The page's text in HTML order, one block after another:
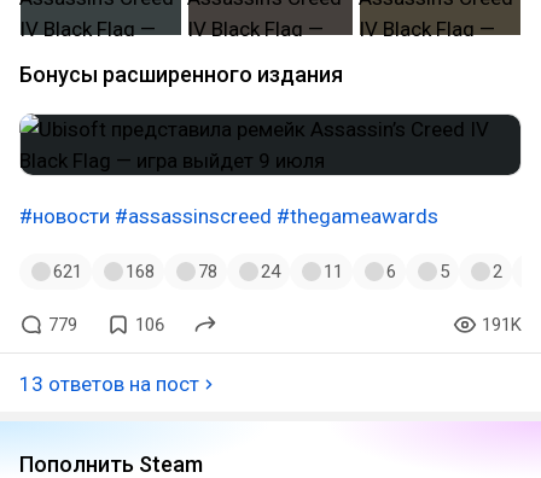
Бонусы расширенного издания
#новости #assassinscreed #thegameawards
621 168 78 24 11 6 5 2
779 106 191K
13 ответов на пост
Пополнить Steam